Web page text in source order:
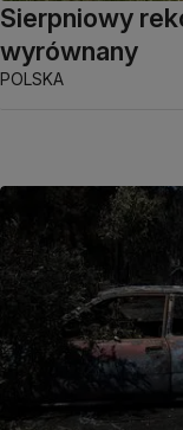
Sierpniowy
wyrównany
POLSKA